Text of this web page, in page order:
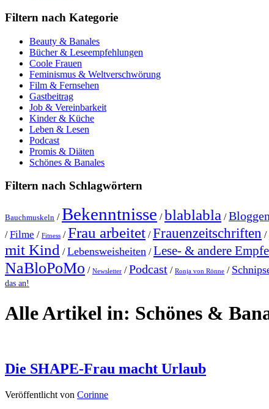
Filtern nach Kategorie
Beauty & Banales
Bücher & Leseempfehlungen
Coole Frauen
Feminismus & Weltverschwörung
Film & Fernsehen
Gastbeitrag
Job & Vereinbarkeit
Kinder & Küche
Leben & Lesen
Podcast
Promis & Diäten
Schönes & Banales
Filtern nach Schlagwörtern
Bauchmuskeln /Bekenntnisse /blablabla /Bloggen
/Filme / Fitness /Frau arbeitet /Frauenzeitschriften /
mit Kind /Lebensweisheiten /Lese- & andere
NaBloPoMo / Newsletter /Podcast / Ronja von Rönne /
das an!
Alle Artikel in: Schönes &
Die SHAPE-Frau macht Urlaub
Veröffentlicht von Corinne